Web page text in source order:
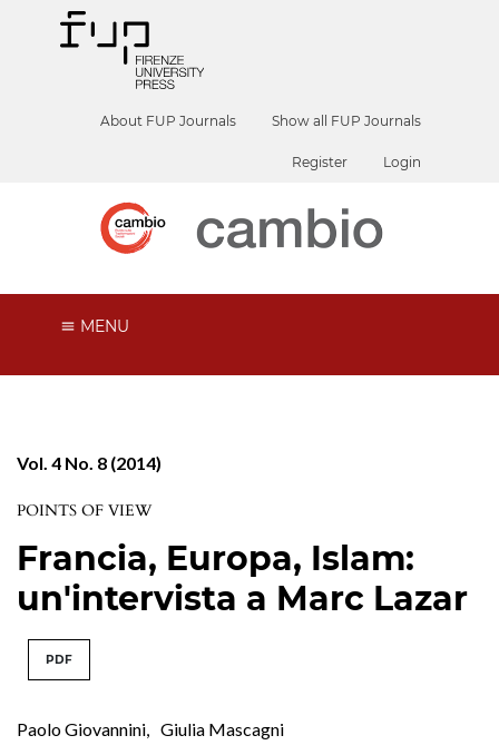
About FUP Journals Show all FUP Journals
Register Login
MENU
Vol. 4 No. 8 (2014)
POINTS OF VIEW
Francia, Europa, Islam:
un'intervista a Marc Lazar
PDF
Paolo Giovannini, Giulia Mascagni